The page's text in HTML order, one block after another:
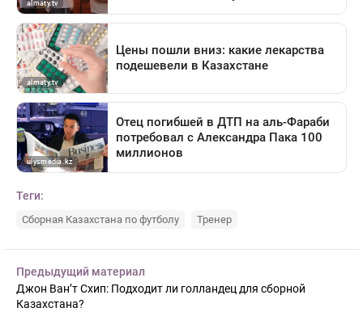
Теги:
Сборная Казахстана по футболу Тренер
Предыдущий материал
Джон Ван’т Схип: Подходит ли голландец для сборной
Казахстана?